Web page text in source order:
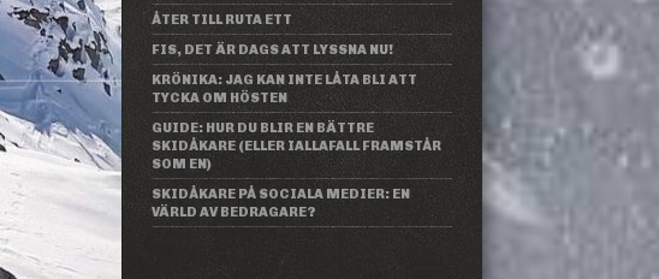
ÅTER TILL RUTA ETT
FIS, DET ÄR DAGS ATT LYSSNA NU!
KRÖNIKA: JAG KAN INTE LÅTA BLI ATT
TYCKA OM HÖSTEN
GUIDE: HUR DU BLIR EN BÄTTRE
SKIDÅKARE (ELLER IALLAFALL FRAMSTÅR
SOM EN)
SKIDÅKARE PÅ SOCIALA MEDIER: EN
VÄRLD AV BEDRAGARE?